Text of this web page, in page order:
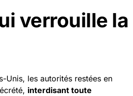
verrouille la
Unis, les autorités restées en
interdisant toute